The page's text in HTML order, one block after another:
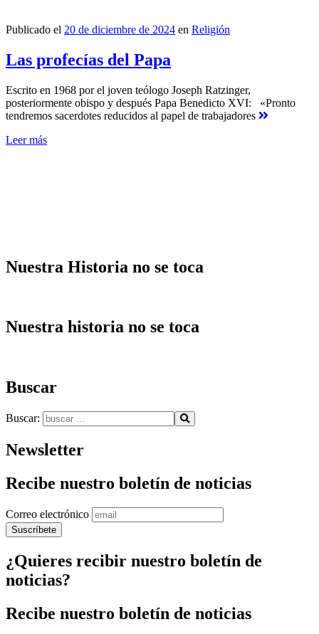
Publicado el 20 de diciembre de 2024 en Religión
Las profecías del Papa
Escrito en 1968 por el joven teólogo Joseph Ratzinger,
posteriormente obispo y después Papa Benedicto XVI: «Pronto
tendremos sacerdotes reducidos al papel de trabajadores
Leer más
Nuestra Historia no se toca
Nuestra historia no se toca
Buscar
Buscar:
Newsletter
Recibe nuestro boletín de noticias
Correo electrónico
¿Quieres recibir nuestro boletín de
noticias?
Recibe nuestro boletín de noticias